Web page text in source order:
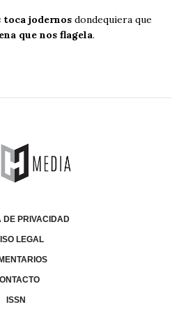
toca jodernos dondequiera que
que nos flagela.
DE PRIVACIDAD
LEGAL
ISSN